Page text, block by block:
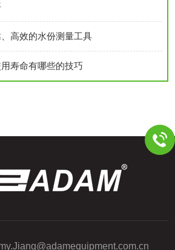
高效的水份测量工具
寿命有哪些的技巧